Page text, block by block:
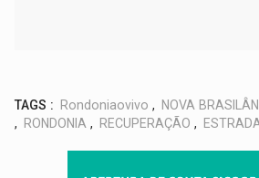
TAGS : Rondoniaovivo , NOVA
,
RONDONIA , RECUPERAÇÃO ,